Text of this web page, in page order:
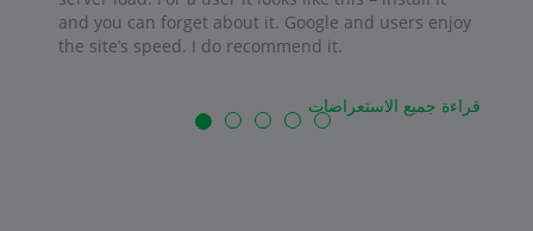
and you can forget about it. Google and users enjoy
the site’s speed. I do recommend it.
قراءة جميع الاستعراضات